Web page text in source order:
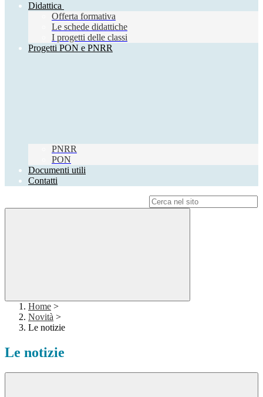
Didattica
Offerta formativa
Le schede didattiche
I progetti delle classi
Progetti PON e PNRR
PNRR
PON
Documenti utili
Contatti
Home >
Novità >
Le notizie
Le notizie